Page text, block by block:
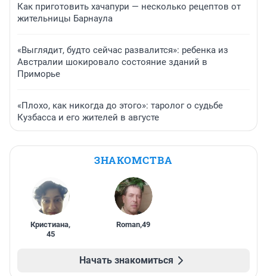
Как приготовить хачапури — несколько рецептов от
жительницы Барнаула
«Выглядит, будто сейчас развалится»: ребенка из
Австралии шокировало состояние зданий в
Приморье
«Плохо, как никогда до этого»: таролог о судьбе
Кузбасса и его жителей в августе
ЗНАКОМСТВА
Кристиана,
45
Roman,49
Начать знакомиться